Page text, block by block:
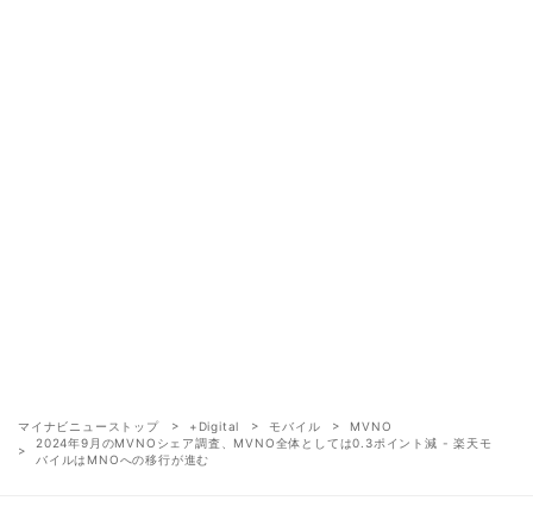
マイナビニューストップ +Digital モバイル
MVNO
2024年9月のMVNOシェア調査、MVNO全体としては0.3ポイント減 - 楽天モ
バイルはMNOへの移行が進む